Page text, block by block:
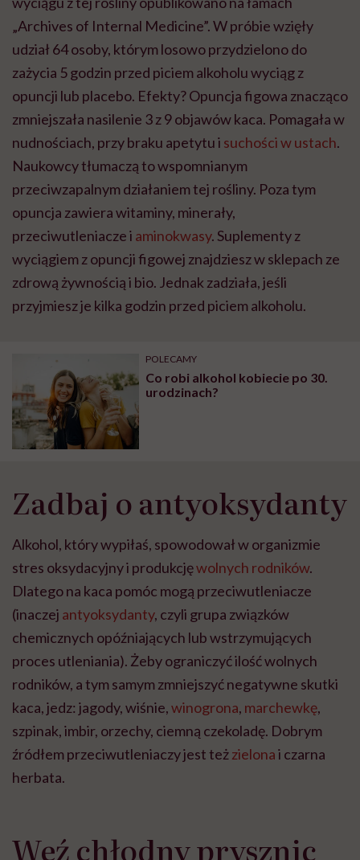
„Archives of Internal Medicine”. W próbie wzięły
udział 64 osoby, którym losowo przydzielono do
zażycia 5 godzin przed piciem alkoholu wyciąg z
opuncji lub placebo. Efekty? Opuncja figowa znacząco
zmniejszała nasilenie 3 z 9 objawów kaca. Pomagała w
nudnościach, przy braku apetytu i suchości w ustach.
Naukowcy tłumaczą to wspomnianym
przeciwzapalnym działaniem tej rośliny. Poza tym
opuncja zawiera witaminy, minerały,
przeciwutleniacze i aminokwasy. Suplementy z
wyciągiem z opuncji figowej znajdziesz w sklepach ze
zdrową żywnością i bio. Jednak zadziała, jeśli
przyjmiesz je kilka godzin przed piciem alkoholu.
POLECAMY
Co robi alkohol kobiecie po 30.
urodzinach?
Zadbaj o antyoksydanty
Alkohol, który wypiłaś, spowodował w organizmie
stres oksydacyjny i produkcjęwolnych rodników.
Dlatego na kaca pomóc mogą przeciwutleniacze
(inaczej antyoksydanty, czyli grupa związków
chemicznych opóźniających lub wstrzymujących
proces utleniania). Żeby ograniczyć ilość wolnych
rodników, a tym samym zmniejszyć negatywne skutki
kaca, jedz: jagody, wiśnie,winogrona, marchewkę,
szpinak, imbir, orzechy, ciemną czekoladę. Dobrym
źródłem przeciwutleniaczy jest teżzielonai czarna
herbata.
Weź chłodny prysznic